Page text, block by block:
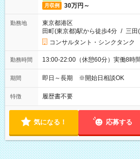
月収例 30万円～
勤務地
東京都港区
田町(東京都)駅から徒歩4分 / 三田
コンサルタント・シンクタンク
勤務時間 13:00-22:00（休憩60分）実働8時
期間 即日～長期 ※開始日相談OK
特徴 履歴書不要
気になる！ 応募する